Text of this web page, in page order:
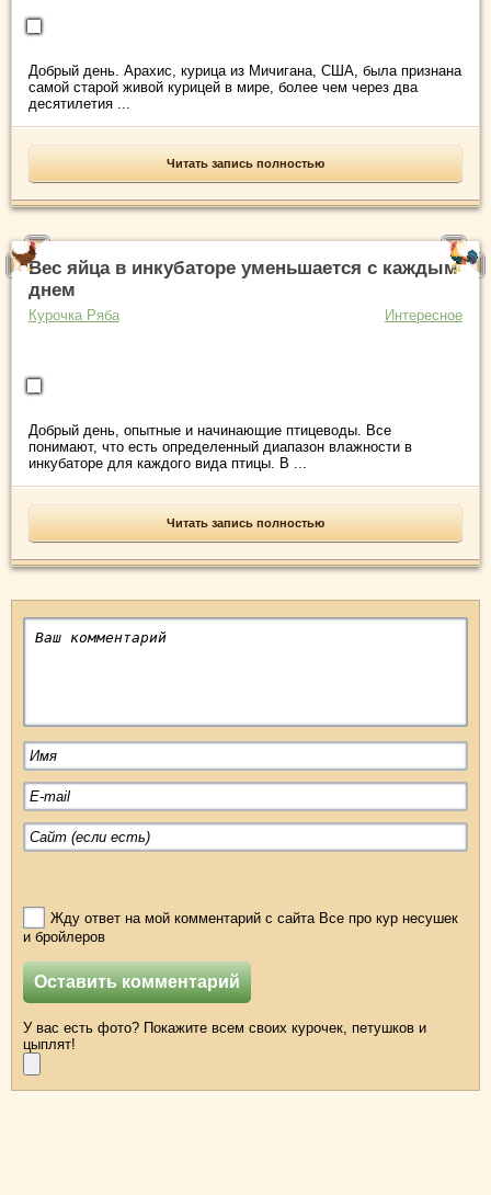
Добрый день. Арахис, курица из Мичигана, США, была признана
самой старой живой курицей в мире, более чем через два
десятилетия ...
Читать запись полностью
Вес яйца в инкубаторе уменьшается с каждым
днем
Курочка Ряба Интересное
Добрый день, опытные и начинающие птицеводы. Все
понимают, что есть определенный диапазон влажности в
инкубаторе для каждого вида птицы. В ...
Читать запись полностью
Жду ответ на мой комментарий с сайта Все про кур несушек
и бройлеров
У вас есть фото? Покажите всем своих курочек, петушков и
цыплят!